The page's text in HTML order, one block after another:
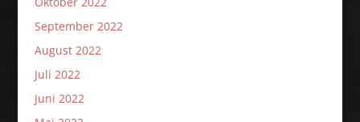
September 2022
August 2022
Juli 2022
Juni 2022